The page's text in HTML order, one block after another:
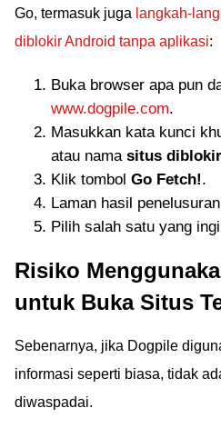
Go, termasuk juga langkah-
diblokir Android tanpa aplikasi:
Buka browser apa pun
www.dogpile.com.
Masukkan kata kunci
atau nama situs diblokir
Klik tombol Go Fetch!.
Laman hasil
Pilih salah satu yang
Risiko
untuk Buka Situs
Sebenarnya, jika Dogpile
informasi seperti biasa, tidak
diwaspadai.